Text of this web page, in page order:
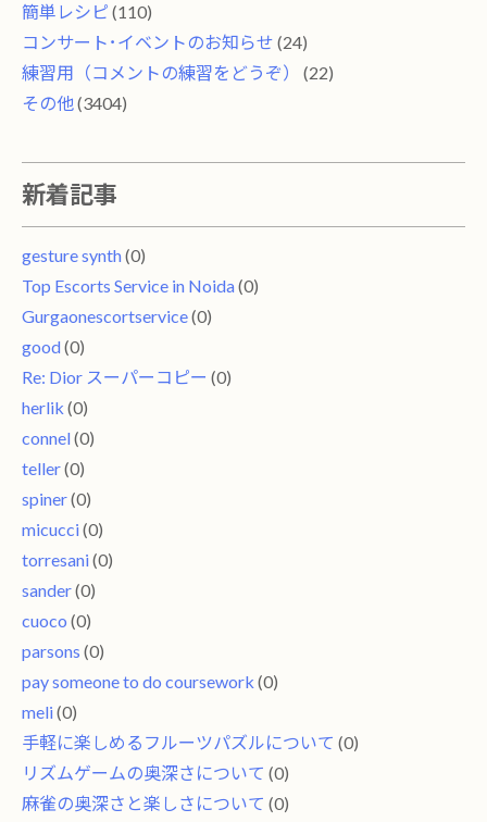
簡単レシピ (110)
コンサート･イベントのお知らせ (24)
練習用（コメントの練習をどうぞ）
(22)
その他 (3404)
新着記事
gesture synth(0)
Top Escorts Service in Noida(0)
Gurgaonescortservice(0)
good(0)
Re: Dior スーパーコピー (0)
herlik (0)
connel(0)
teller(0)
spiner(0)
micucci(0)
torresani(0)
sander(0)
cuoco (0)
parsons (0)
pay someone to do coursework (0)
meli(0)
手軽に楽しめるフルーツパズルについて (0)
リズムゲームの奥深さについて (0)
麻雀の奥深さと楽しさについて (0)